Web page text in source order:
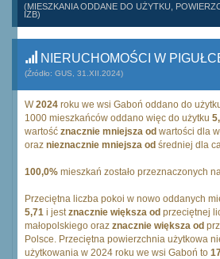
(MIESZKANIA ODDANE DO UŻYTKU,
IZB)
NIERUCHOMOŚCI W
(Źródło: GUS, 31.XII.2024)
W2024 roku we wsi Gaboń oddano do
1000 mieszkańców oddano więc do użytku
wartość znacznie mniejsza od wartości dla
oraz nieznacznie mniejsza od średniej dla
100,0% mieszkań zostało przeznaczonych
Przeciętna liczba pokoi w nowo oddanych
5,71 i jestznacznie większa od przeciętnej
małopolskiego oraz znacznie większa od
Polsce. Przeciętna powierzchnia użytkowa
użytkowania w 2024 roku we wsi Gaboń to